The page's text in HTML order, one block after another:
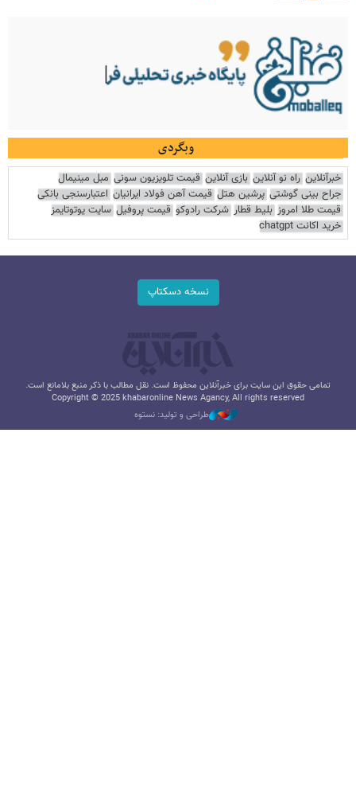
وبگردی
خبرآنلاین راه نو آنلاین بازی آنلاین قیمت تلویزیون سونی مبل مینیمال
جراح بینی گوشتی پرشین هتل قیمت آهن فولاد ایرانیان اعتبارسنجی بانکی
قیمت طلا امروز بلیط قطار شرکت رادوکو قیمت پروفیل سایت یوتوتایمز
خرید اکانت chatgpt
نسخه دسکتاپ
تمامی حقوق این سایت برای خبرآنلاین محفوظ است. نقل مطالب با ذکر منبع بلامانع است.
Copyright © 2025 khabaronline News Agancy, All rights reserved
طراحی و تولید: نستوه